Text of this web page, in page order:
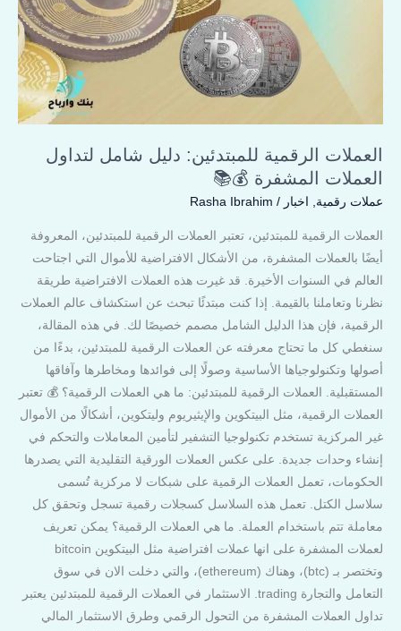
العملات الرقمية للمبتدئين: دليل شامل لتداول
العملات المشفرة 💰📚
عملات رقمية اخبار /
Rasha Ibrahim
العملات الرقمية للمبتدئين، تعتبر العملات الرقمية للمبتدئين، المعروفة
أيضًا بالعملات المشفرة، من الأشكال الافتراضية للأموال التي اجتاحت
العالم في السنوات الأخيرة. قد غيرت هذه العملات الافتراضية طريقة
نظرنا وتعاملنا بالقيمة. إذا كنت مبتدئًا تبحث عن استكشاف عالم العملات
الرقمية، فإن هذا الدليل الشامل مصمم خصيصًا لك. في هذه المقالة،
سنغطي كل ما تحتاج معرفته عن العملات الرقمية للمبتدئين، بدءًا من
أصولها وتكنولوجياها الأساسية وصولًا إلى فوائدها ومخاطرها وآفاقها
المستقبلية. العملات الرقمية للمبتدئين: ما هي العملات الرقمية؟ 💰 تعتبر
العملات الرقمية، مثل البيتكوين والإيثيريوم وليتكوين، أشكالًا من الأموال
غير المركزية تستخدم تكنولوجيا التشفير لتأمين المعاملات والتحكم في
إنشاء وحدات جديدة. على عكس العملات الورقية التقليدية التي يصدرها
الحكومات، تعمل العملات الرقمية على شبكات لا مركزية تُسمى
سلاسل الكتل. تعمل هذه السلاسل كسجلات رقمية تسجل وتحقق كل
معاملة تتم باستخدام العملة. ما هي العملات الرقمية؟ يمكن تعريف
لعملات المشفرة على انها عملات افتراضية مثل البيتكوين bitcoin
وتختصر بـ (btc)، وهناك (ethereum)، والتي دخلت الان في سوق
التعامل والتجارة trading. الاستثمار في العملات الرقمية للمبتدئين يعتبر
تداول العملات المشفرة من التحول الرقمي وطرق الاستثمار المالي